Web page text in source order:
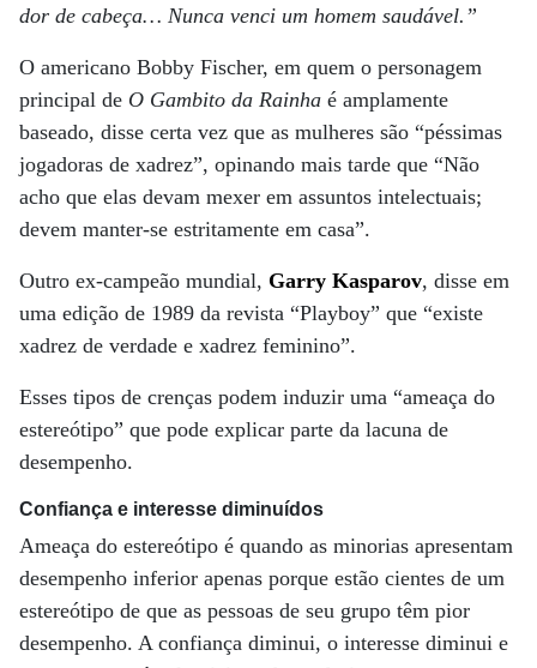
dor de cabeça… Nunca venci um homem saudável.”
O americano Bobby Fischer, em quem o personagem
principal de O Gambito da Rainha é amplamente
baseado, disse certa vez que as mulheres são “péssimas
jogadoras de xadrez”, opinando mais tarde que “Não
acho que elas devam mexer em assuntos intelectuais;
devem manter-se estritamente em casa”.
Outro ex-campeão mundial, Garry Kasparov, disse em
uma edição de 1989 da revista “Playboy” que “existe
xadrez de verdade e xadrez feminino”.
Esses tipos de crenças podem induzir uma “ameaça do
estereótipo” que pode explicar parte da lacuna de
desempenho.
Confiança e interesse diminuídos
Ameaça do estereótipo é quando as minorias apresentam
desempenho inferior apenas porque estão cientes de um
estereótipo de que as pessoas de seu grupo têm pior
desempenho. A confiança diminui, o interesse diminui e